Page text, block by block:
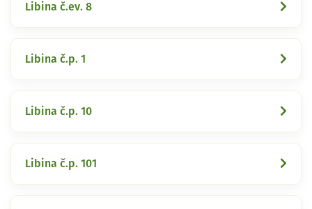
Libina č.ev. 8
Libina č.p. 1
Libina č.p. 10
Libina č.p. 101